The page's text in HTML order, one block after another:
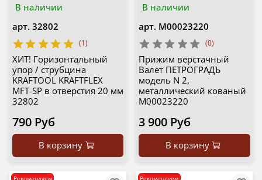
В наличии
арт. 32802
(1)
ХИТ! Горизонтальный
упор / струбцина
KRAFTOOL KRAFTFLEX
MFT-SP в отверстия 20 мм
32802
790 Руб
В корзину
В наличии
арт. М00023220
(0)
Прижим верстачный
Валет ПЕTРОГРАДЪ
модель N 2,
металлический кованый
М00023220
3 900 Руб
В корзину
Рекомендуем Рекомендуем